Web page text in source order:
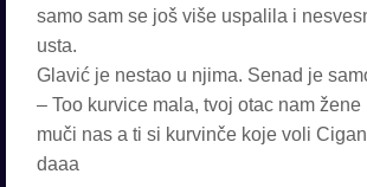
samo sam se još više uspalila i
usta.
Glavić je nestao u njima. Senad je
– Too kurvice mala, tvoj otac nam žene
muči nas a ti si kurvinče koje voli
daaa